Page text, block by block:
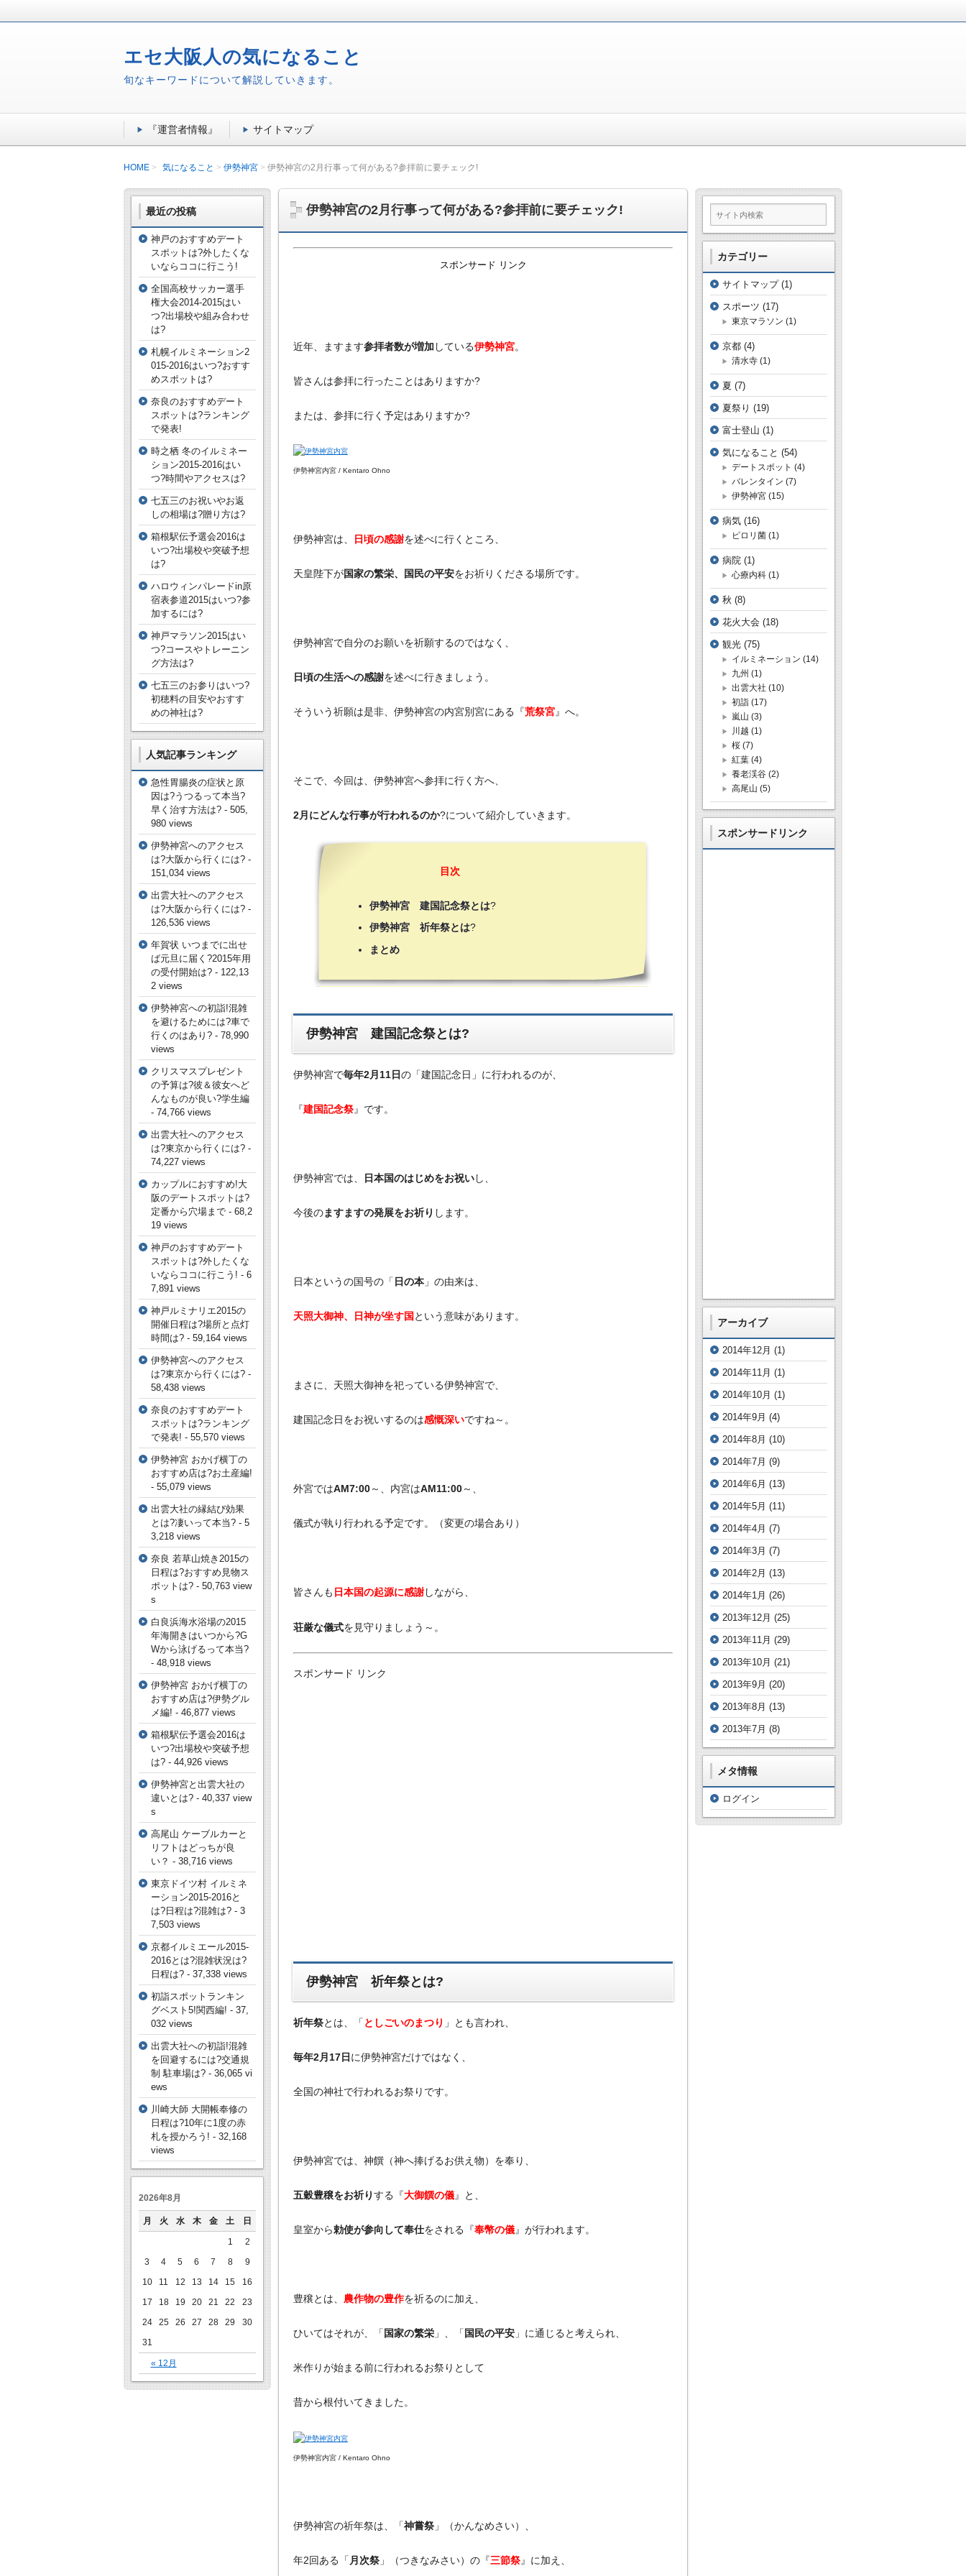
エセ大阪人の気になること
旬なキーワードについて解説していきます。
『運営者情報』 サイトマップ
HOME 気になること 伊勢神宮 伊勢神宮の2月行事って何がある?参拝前に要チェック!
伊勢神宮の2月行事って何がある?参拝前に要チェック!
スポンサード リンク
近年、ますます参拝者数が増加 している伊勢神宮。
皆さんは参拝に行ったことはありますか?
または、参拝に行く予定はありますか?
伊勢神宮内宮 / Kentaro Ohno
伊勢神宮は、 日頃の感謝を述べに行くところ、
天皇陛下が国家の繁栄、国民の平安をお祈りくださる場所です。
伊勢神宮で自分のお願いを祈願するのではなく、
日頃の生活への感謝を述べに行きましょう。
そういう祈願は是非、伊勢神宮の内宮別宮にある『荒祭宮』へ。
そこで、今回は、伊勢神宮へ参拝に行く方へ、
2月にどんな行事が行われるのか?について紹介していきます。
目次
伊勢神宮 建国記念祭とは?
伊勢神宮 祈年祭とは?
まとめ
伊勢神宮 建国記念祭とは?
伊勢神宮で毎年2月11日の「建国記念日」に行われるのが、
『建国記念祭』です。
伊勢神宮では、 日本国のはじめをお祝いし、
今後のますますの発展をお祈り します。
日本というの国号の「 日の本 」の由来は、
天照大御神、日神が坐す国 という意味があります。
まさに、天照大御神を祀っている伊勢神宮で、
建国記念日をお祝いするのは感慨深いですね～。
外宮ではAM7:00～、内宮はAM11:00～、
儀式が執り行われる予定です。（変更の場合あり）
皆さんも 日本国の起源に感謝しながら、
荘厳な儀式を見守りましょう～。
スポンサード リンク
伊勢神宮 祈年祭とは?
祈年祭とは、「 としごいのまつり 」とも言われ、
毎年2月17日 に伊勢神宮だけではなく、
全国の神社で行われるお祭りです。
伊勢神宮では、神饌（神へ捧げるお供え物）を奉り、
五穀豊穣をお祈りする『大御饌の儀』と、
皇室から勅使が参向して奉仕をされる『奉幣の儀』が行われます。
豊穣とは、 農作物の豊作を祈るのに加え、
ひいてはそれが、「 国家の繁栄 」、「 国民の平安 」に通じると考えられ、
米作りが始まる前に行われるお祭りとして
昔から根付いてきました。
伊勢神宮内宮 / Kentaro Ohno
伊勢神宮の祈年祭は、「神嘗祭 」（かんなめさい）、
年2回ある「 月次祭 」（つきなみさい）の『三節祭』に加え、
最近の投稿
神戸のおすすめデート
スポットは?外したくな
いならココに行こう!
全国高校サッカー選手
権大会2014-2015はい
つ?出場校や組み合わせ
は?
札幌イルミネーション2
015-2016はいつ?おすす
めスポットは?
奈良のおすすめデート
スポットは?ランキング
で発表!
時之栖 冬のイルミネー
ション2015-2016はい
つ?時間やアクセスは?
七五三のお祝いやお返
しの相場は?贈り方は?
箱根駅伝予選会2016は
いつ?出場校や突破予想
は?
ハロウィンパレードin原
宿表参道2015はいつ?参
加するには?
神戸マラソン2015はい
つ?コースやトレーニン
グ方法は?
七五三のお参りはいつ?
初穂料の目安やおすす
めの神社は?
人気記事ランキング
急性胃腸炎の症状と原
因は?うつるって本当?
早く治す方法は? - 505,
980 views
伊勢神宮へのアクセス
は?大阪から行くには? -
151,034 views
出雲大社へのアクセス
は?大阪から行くには? -
126,536 views
年賀状 いつまでに出せ
ば元旦に届く?2015年用
の受付開始は? - 122,13
2 views
伊勢神宮への初詣!混雑
を避けるためには?車で
行くのはあり? - 78,990
views
クリスマスプレゼント
の予算は?彼＆彼女へど
んなものが良い?学生編
- 74,766 views
出雲大社へのアクセス
は?東京から行くには? -
74,227 views
カップルにおすすめ!大
阪のデートスポットは?
定番から穴場まで - 68,2
19 views
神戸のおすすめデート
スポットは?外したくな
いならココに行こう! - 6
7,891 views
神戸ルミナリエ2015の
開催日程は?場所と点灯
時間は? - 59,164 views
伊勢神宮へのアクセス
は?東京から行くには? -
58,438 views
奈良のおすすめデート
スポットは?ランキング
で発表! - 55,570 views
伊勢神宮 おかげ横丁の
おすすめ店は?お土産編!
- 55,079 views
出雲大社の縁結び効果
とは?凄いって本当? - 5
3,218 views
奈良 若草山焼き2015の
日程は?おすすめ見物ス
ポットは? - 50,763 view
s
白良浜海水浴場の2015
年海開きはいつから?G
Wから泳げるって本当?
- 48,918 views
伊勢神宮 おかげ横丁の
おすすめ店は?伊勢グル
メ編! - 46,877 views
箱根駅伝予選会2016は
いつ?出場校や突破予想
は? - 44,926 views
伊勢神宮と出雲大社の
違いとは? - 40,337 view
s
高尾山 ケーブルカーと
リフトはどっちが良
い？ - 38,716 views
東京ドイツ村 イルミネ
ーション2015-2016と
は?日程は?混雑は? - 3
7,503 views
京都イルミエール2015‐
2016とは?混雑状況は?
日程は? - 37,338 views
初詣スポットランキン
グベスト5!関西編! - 37,
032 views
出雲大社への初詣!混雑
を回避するには?交通規
制 駐車場は? - 36,065 vi
ews
川崎大師 大開帳奉修の
日程は?10年に1度の赤
札を授かろう! - 32,168
views
2026年8月
月 火 水 木 金 土 日
« 12月
1
2
3
4 5 6 7 8
9
10
11 12 13 14 15
16
17
18 19 20 21 22
23
24
25 26 27 28 29
30
31
カテゴリー
サイトマップ(1)
スポーツ (17)
東京マラソン (1)
京都 (4)
清水寺 (1)
夏 (7)
夏祭り (19)
富士登山 (1)
気になること (54)
デートスポット (4)
バレンタイン (7)
伊勢神宮 (15)
病気 (16)
ピロリ菌 (1)
病院 (1)
心療内科 (1)
秋 (8)
花火大会 (18)
観光 (75)
イルミネーション (14)
九州 (1)
出雲大社 (10)
初詣 (17)
嵐山 (3)
川越 (1)
桜 (7)
紅葉 (4)
養老渓谷 (2)
高尾山 (5)
スポンサードリンク
アーカイブ
2014年12月 (1)
2014年11月 (1)
2014年10月 (1)
2014年9月 (4)
2014年8月 (10)
2014年7月 (9)
2014年6月 (13)
2014年5月 (11)
2014年4月 (7)
2014年3月 (7)
2014年2月 (13)
2014年1月 (26)
2013年12月 (25)
2013年11月 (29)
2013年10月 (21)
2013年9月 (20)
2013年8月 (13)
2013年7月 (8)
メタ情報
ログイン